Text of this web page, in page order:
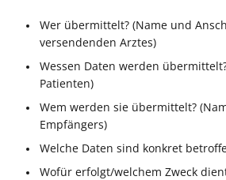
Wer übermittelt? (Name und
versendenden Arztes)
Wessen Daten werden
Patienten)
Wem werden sie übermittelt?
Empfängers)
Welche Daten sind konkret
Wofür erfolgt/welchem Zweck